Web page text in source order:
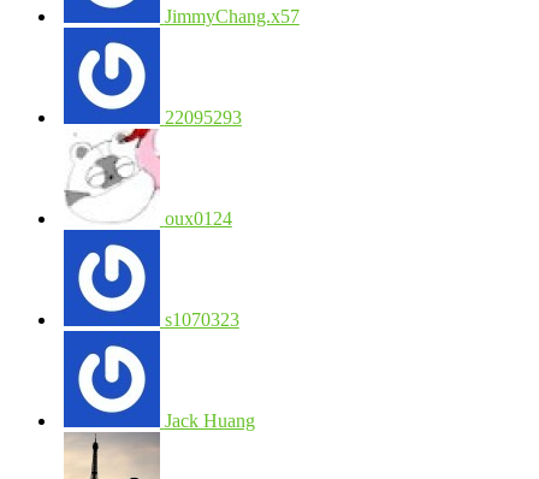
JimmyChang.x57
22095293
oux0124
s1070323
Jack Huang